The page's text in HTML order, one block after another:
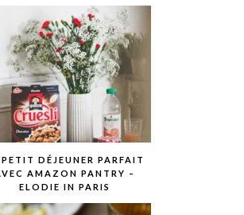
PETIT DÉJEUNER PARFAIT
AMAZON PANTRY –
ELODIE IN PARIS